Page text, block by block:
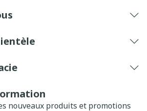
nouveaux produits et promotions